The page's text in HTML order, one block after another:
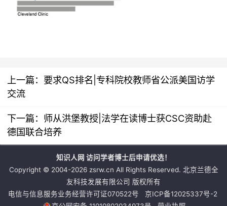
上一篇： 要求QS排名|专科院校教师省公派美国访学
交流
下一篇： 师从洪堡教授|法学在读博士获CSC资助赴
德国联合培养
知识人网 访问学者博士后申请优选！
Copyright © 2004-2026 zsrw.cn All Rights Reserved. 北京兰德全
友科技发展有限公司 版权所有
电信与信息服务业务经营许可证070522号
京ICP备12025337号-2